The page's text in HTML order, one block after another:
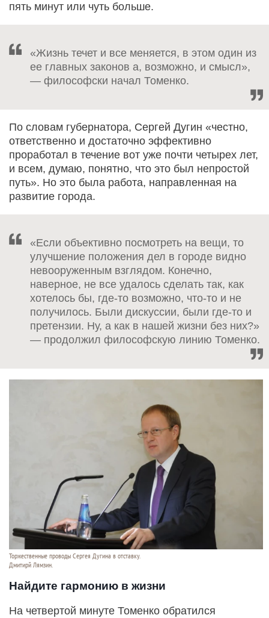
пять минут или чуть больше.
«Жизнь течет и все меняется, в этом один из
ее главных законов а, возможно, и смысл»,
— философски начал Томенко.
По словам губернатора, Сергей Дугин «честно,
ответственно и достаточно эффективно
проработал в течение вот уже почти четырех лет,
и всем, думаю, понятно, что это был непростой
путь». Но это была работа, направленная на
развитие города.
«Если объективно посмотреть на вещи, то
улучшение положения дел в городе видно
невооруженным взглядом. Конечно,
наверное, не все удалось сделать так, как
хотелось бы, где-то возможно, что-то и не
получилось. Были дискуссии, были где-то и
претензии. Ну, а как в нашей жизни без них?»
— продолжил философскую линию Томенко.
Торжественные проводы Сергея Дугина в отставку.
Дмитирй Лямзин.
Найдите гармонию в жизни
На четвертой минуте Томенко обратился